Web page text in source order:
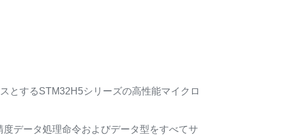
とするSTM32H5シリーズの高性能マイクロ
度データ処理命令およびデータ型をすべてサ